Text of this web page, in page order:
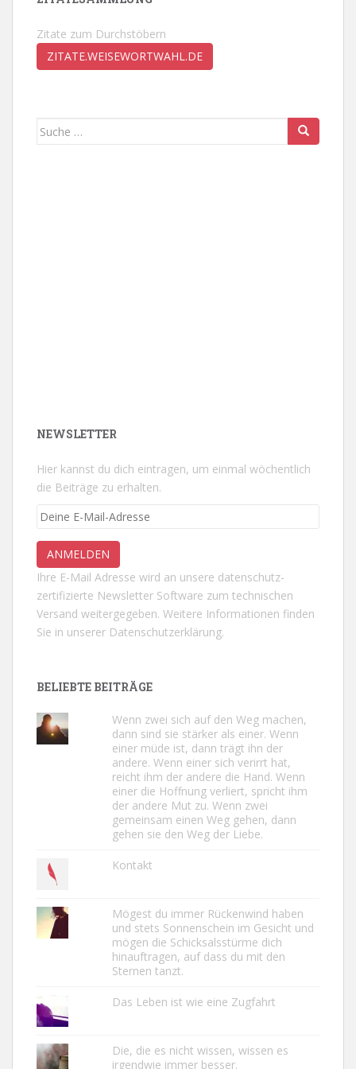
Zitate zum Durchstöbern
ZITATE.WEISEWORTWAHL.DE
Suche
NEWSLETTER
Hier kannst du dich eintragen, um einmal wöchentlich
die Beiträge zu erhalten.
Ihre E-Mail Adresse wird an unsere datenschutz-
zertifizierte Newsletter Software zum technischen
Versand weitergegeben. Weitere Informationen finden
Sie in unserer Datenschutzerklärung.
BELIEBTE BEITRÄGE
Wenn zwei sich auf den Weg machen,
dann sind sie stärker als einer. Wenn
einer müde ist, dann trägt ihn der
andere. Wenn einer sich verirrt hat,
reicht ihm der andere die Hand. Wenn
einer die Hoffnung verliert, spricht ihm
der andere Mut zu. Wenn zwei
gemeinsam einen Weg gehen, dann
gehen sie den Weg der Liebe.
Kontakt
Mögest du immer Rückenwind haben
und stets Sonnenschein im Gesicht und
mögen die Schicksalsstürme dich
hinauftragen, auf dass du mit den
Sternen tanzt.
Das Leben ist wie eine Zugfahrt
Die, die es nicht wissen, wissen es
irgendwie immer besser.